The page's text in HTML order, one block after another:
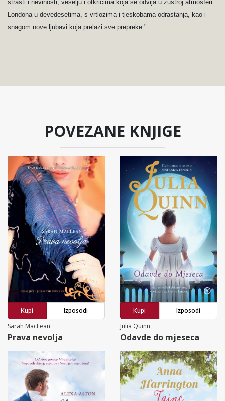
strasti i nevinosti, veselju i otkrićima koja se odvija u žustroj atmosferi
Londona u devedesetima, s vrtlozima i tjeskobama odrastanja, kao i
snagom nove ljubavi koja prelazi sve prepreke."
POVEZANE KNJIGE
Kupi
Izposodi
Sarah MacLean
Prava nevolja
Kupi
Izposodi
Julia Quinn
Odavde do mjeseca